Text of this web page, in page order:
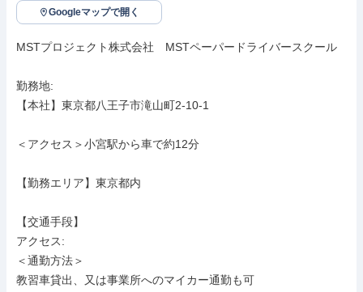
Googleマップで開く
MSTプロジェクト株式会社　MSTペーパードライバースクール
勤務地:
【本社】東京都八王子市滝山町2-10-1
＜アクセス＞小宮駅から車で約12分
【勤務エリア】東京都内
【交通手段】
アクセス:
＜通勤方法＞
教習車貸出、又は事業所へのマイカー通勤も可